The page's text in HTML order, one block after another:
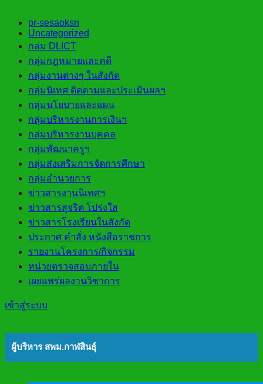
pr-sesaoksn
Uncategorized
กลุ่ม DLICT
กลุ่มกฎหมายและคดี
กลุ่มงานต่างๆ ในสังกัด
กลุ่มนิเทศ ติดตามและประเมินผลฯ
กลุ่มนโยบายและแผน
กลุ่มบริหารงานการเงินฯ
กลุ่มบริหารงานบุคคล
กลุ่มพัฒนาครูฯ
กลุ่มส่งเสริมการจัดการศึกษา
กลุ่มอำนวยการ
ข่าวสารงานนิเทศฯ
ข่าวสารสุจริต โปร่งใส
ข่าวสารโรงเรียนในสังกัด
ประกาศ คำสั่ง หนังสือราชการ
รายงานโครงการ/กิจกรรม
หน่วยตรวจสอบภายใน
เผยแพร่ผลงานวิชาการ
เข้าสู่ระบบ
ผู้บริหาร สพม.กาฬสินธุ์